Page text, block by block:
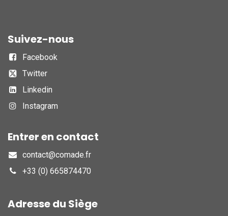
Suivez-nous
Facebook
Twitter
Linkedin
Instagram
Entrer en contact
contact@comade.fr
+33 (0) 665874470
Adresse du Siège